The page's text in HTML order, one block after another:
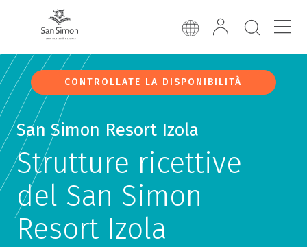
CONTROLLATE LA DISPONIBILITÀ
San Simon Resort Izola
Strutture ricettive
del San Simon
Resort Izola